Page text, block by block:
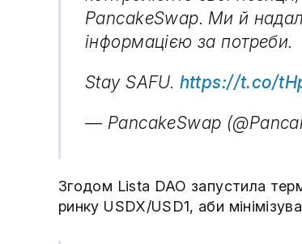
PancakeSwap. Ми й
інформацією за потреби.
Stay SAFU. https://t.co/
— PancakeSwap
Згодом Lista DAO запустила
ринку USDX/USD1, аби